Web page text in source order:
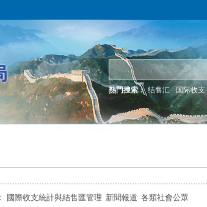
熱門搜索： 结售汇 国际收支
國際收支統計與結售匯管理 新聞報道 各類社會公眾